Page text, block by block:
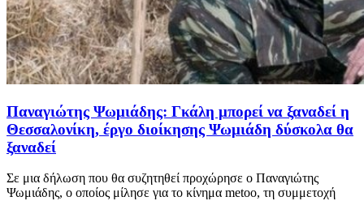
Παναγιώτης Ψωμιάδης: Γκάλη μπορεί να ξαναδεί η
Θεσσαλονίκη, έργο διοίκησης Ψωμιάδη δύσκολα θα
ξαναδεί
Σε μια δήλωση που θα συζητηθεί προχώρησε ο Παναγιώτης
Ψωμιάδης, ο οποίος μίλησε για το κίνημα metoo, τη συμμετοχή